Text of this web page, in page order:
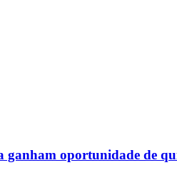
oportunidade de